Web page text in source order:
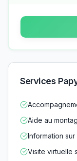
Services
Aide au
Information
Visite virtuelle